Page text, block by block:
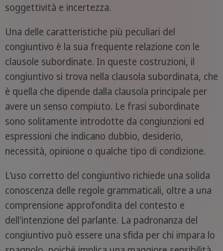
soggettività e incertezza.
Una delle caratteristiche più peculiari del
congiuntivo è la sua frequente relazione con le
clausole subordinate. In queste costruzioni, il
congiuntivo si trova nella clausola subordinata, che
è quella che dipende dalla clausola principale per
avere un senso compiuto. Le frasi subordinate
sono solitamente introdotte da congiunzioni ed
espressioni che indicano dubbio, desiderio,
necessità, opinione o qualche tipo di condizione.
L'uso corretto del congiuntivo richiede una solida
conoscenza delle regole grammaticali, oltre a una
comprensione approfondita del contesto e
dell'intenzione del parlante. La padronanza del
congiuntivo può essere una sfida per chi impara lo